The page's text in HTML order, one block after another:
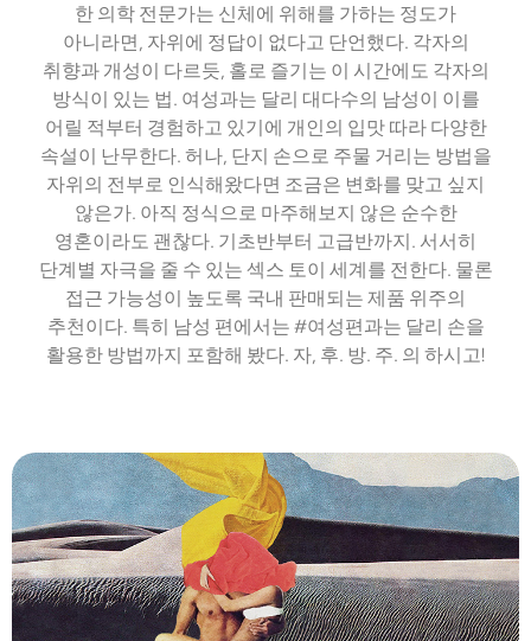
한 의학 전문가는 신체에 위해를 가하는 정도가
아니라면, 자위에 정답이 없다고 단언했다. 각자의
취향과 개성이 다르듯, 홀로 즐기는 이 시간에도 각자의
방식이 있는 법. 여성과는 달리 대다수의 남성이 이를
어릴 적부터 경험하고 있기에 개인의 입맛 따라 다양한
속설이 난무한다. 허나, 단지 손으로 주물 거리는 방법을
자위의 전부로 인식해왔다면 조금은 변화를 맞고 싶지
않은가. 아직 정식으로 마주해보지 않은 순수한
영혼이라도 괜찮다. 기초반부터 고급반까지. 서서히
단계별 자극을 줄 수 있는 섹스 토이 세계를 전한다. 물론
접근 가능성이 높도록 국내 판매되는 제품 위주의
추천이다. 특히 남성 편에서는 #여성편과는 달리 손을
활용한 방법까지 포함해 봤다. 자, 후. 방. 주. 의 하시고!